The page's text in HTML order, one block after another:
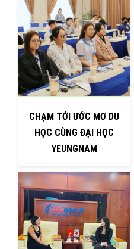
CHẠM TỚI ƯỚC MƠ DU
HỌC CÙNG ĐẠI HỌC
YEUNGNAM